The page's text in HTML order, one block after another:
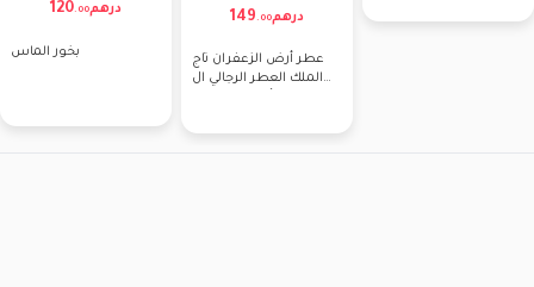
120. 00درهم
بخور الماس
149 . 00درهم
عطر أرض الزعفران تاج
الملك العطر الرجالي ال